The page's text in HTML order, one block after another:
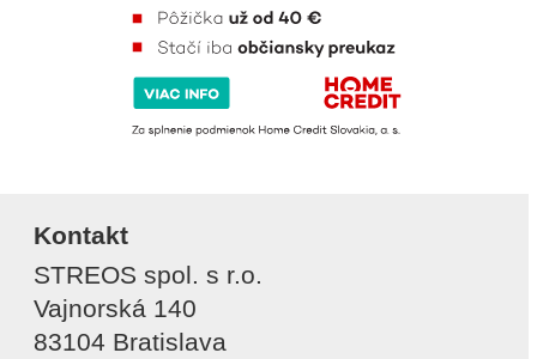
Kontakt
STREOS spol. s r.o.
Vajnorská 140
83104 Bratislava